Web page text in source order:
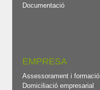
Documentació
EMPRESA
Assessorament i formació
Domiciliació empresarial